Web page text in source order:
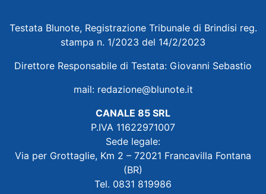
Testata Blunote, Registrazione Tribunale di Brindisi reg.
stampa n. 1/2023 del 14/2/2023
Direttore Responsabile di Testata: Giovanni Sebastio
mail: redazione@blunote.it
CANALE 85 SRL
P.IVA 11622971007
Sede legale:
Via per Grottaglie, Km 2 – 72021 Francavilla Fontana
(BR)
Tel. 0831 819986